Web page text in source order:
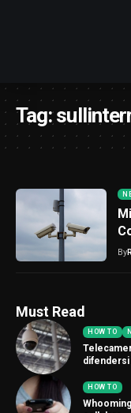
Tag:
By
Must Read
HOW TO
difendersi
HOW TO